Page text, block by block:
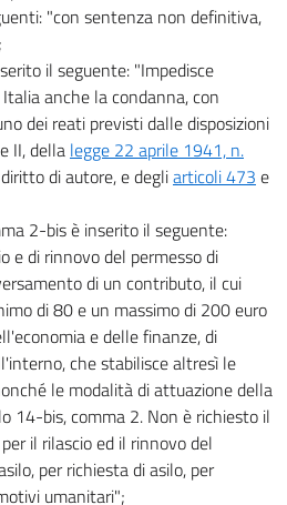
"con sentenza non definitiva,
il seguente: "Impedisce
anche la condanna, con
dei reati previsti dalle disposizioni
II, della legge 22 aprile 1941, n.
di autore, e degliarticoli 473 e
2-bis è inserito il seguente:
e di rinnovo del permesso di
di un contributo, il cui
di 80 e un massimo di 200 euro
e delle finanze, di
che stabilisce altresì le
le modalità di attuazione della
14-bis, comma 2. Non è richiesto il
il rilascio ed il rinnovo del
per richiesta di asilo, per
umanitari";